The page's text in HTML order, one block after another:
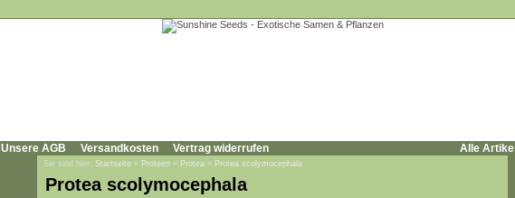
Unsere AGB Versandkosten Vertrag widerrufen Alle Artikel
Sie sind hier: Startseite » Proteen » Protea » Protea scolymocephala
Protea scolymocephala